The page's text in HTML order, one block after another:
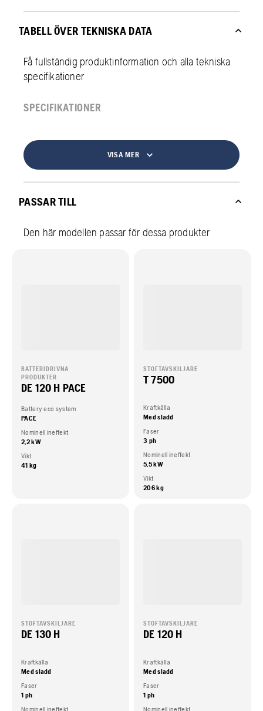
TABELL ÖVER TEKNISKA DATA
Få fullständig produktinformation och alla tekniska
specifikationer
SPECIFIKATIONER
VISA MER
PASSAR TILL
Den här modellen passar för dessa produkter
BATTERIDRIVNA
PRODUKTER
DE 120 H PACE
Battery eco system
PACE
Nominell ineffekt
2,2 kW
Vikt
41 kg
STOFTAVSKILJARE
T 7500
Kraftkälla
Med sladd
Faser
3 ph
Nominell ineffekt
5,5 kW
Vikt
206 kg
STOFTAVSKILJARE
DE 130 H
Kraftkälla
Med sladd
Faser
1 ph
Nominell ineffekt
STOFTAVSKILJARE
DE 120 H
Kraftkälla
Med sladd
Faser
1 ph
Nominell ineffekt